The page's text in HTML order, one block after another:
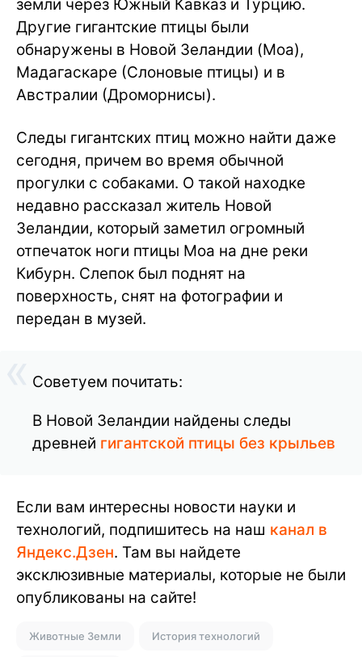
земли через Южный Кавказ и Турцию.
Другие гигантские птицы были
обнаружены в Новой Зеландии (Моа),
Мадагаскаре (Слоновые птицы) и в
Австралии (Дроморнисы).
Следы гигантских птиц можно найти даже
сегодня, причем во время обычной
прогулки с собаками. О такой находке
недавно рассказал житель Новой
Зеландии, который заметил огромный
отпечаток ноги птицы Моа на дне реки
Кибурн. Слепок был поднят на
поверхность, снят на фотографии и
передан в музей.
Советуем почитать:
В Новой Зеландии найдены следы
древней гигантской птицы без крыльев
Если вам интересны новости науки и
технологий, подпишитесь на наш канал в
Яндекс.Дзен. Там вы найдете
эксклюзивные материалы, которые не были
опубликованы на сайте!
Животные Земли История технологий